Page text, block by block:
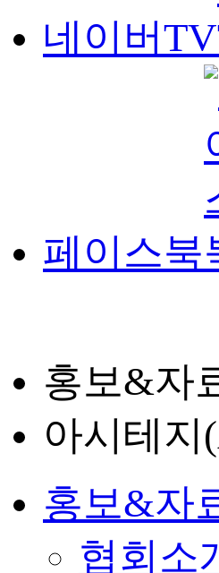
네이버TV
페이스북
홍보&자
아시테지
홍보&자
협회소